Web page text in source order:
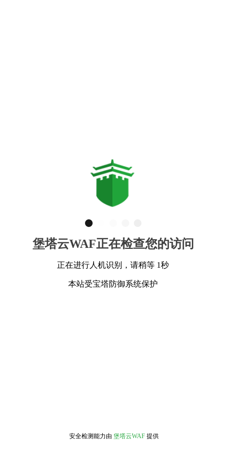
堡塔云WAF正在检查您的访问
正在进行人机识别，请稍等 1秒
本站受宝塔防御系统保护
安全检测能力由 堡塔云WAF 提供